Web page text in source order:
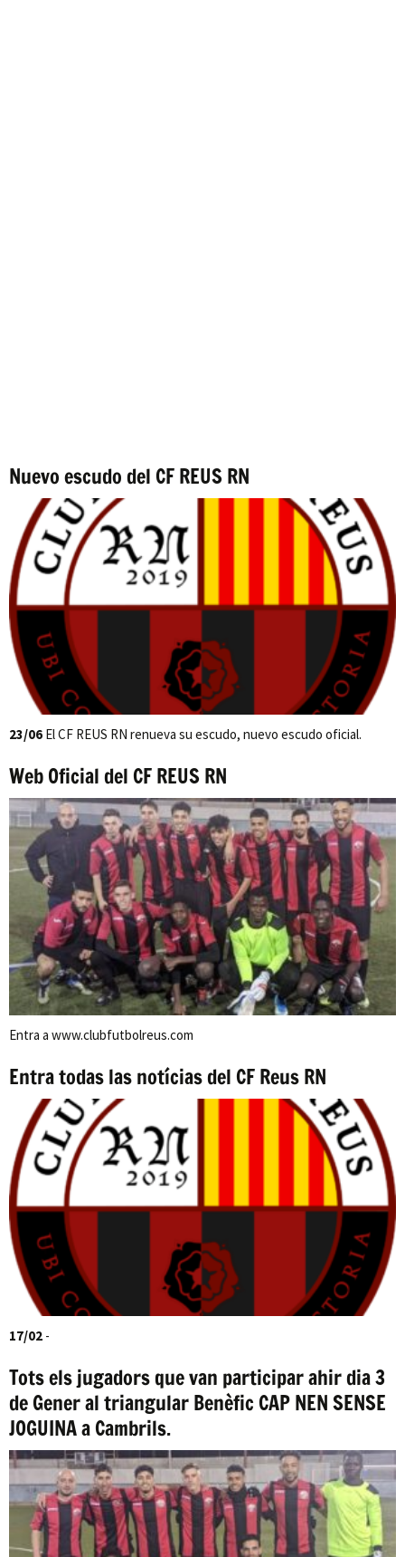
Nuevo escudo del CF REUS RN
23/06 El CF REUS RN renueva su escudo, nuevo escudo oficial.
Web Oficial del CF REUS RN
Entra a www.clubfutbolreus.com
Entra todas las notícias del CF Reus RN
17/02 -
Tots els jugadors que van participar ahir dia 3
de Gener al triangular Benèfic CAP NEN SENSE
JOGUINA a Cambrils.